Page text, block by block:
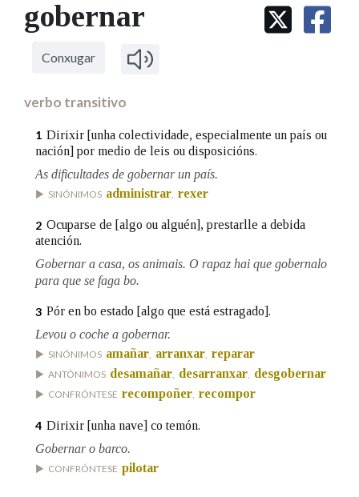
IDENTIDADE CORPORATIVA
MARCIAL DEL ADALID
FIGURAS HOMENAXEADAS
Facebook
TwitterYoutubeInstagram
Bluesky
BUSCAR NOS LEMAS
Comeza por
Contén
BUSCAR NO CONTIDO
Nas definicións
Nos exemplos
Na fraseoloxía
OUTRAS OPCIÓNS DE BUSCA
gobernar
Conxugar
verbo transitivo
1 Dirixir [unha colectividade, especialmente un país ou
nación] por medio de leis ou disposicións.
As dificultades de gobernar un país.
SINÓNIMOS administrar rexer
2 Ocuparse de [algo ou alguén], prestarlle a debida
atención.
Gobernar a casa, os animais. O rapaz hai que gobernalo
para que se faga bo.
3 Pór en bo estado [algo que está estragado].
Levou o coche a gobernar.
SINÓNIMOS amañar, arranxar, reparar
ANTÓNIMOS desamañar, desarranxar, desgobernar
CONFRÓNTESE recompoñer, recompor
4 Dirixir [unha nave] co temón.
Gobernar o barco.
CONFRÓNTESE pilotar